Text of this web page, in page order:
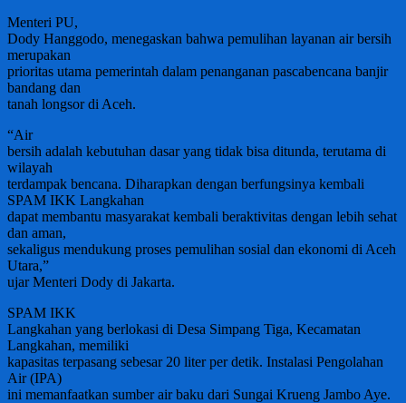
Menteri PU,
Dody Hanggodo, menegaskan bahwa pemulihan layanan air bersih
merupakan
prioritas utama pemerintah dalam penanganan pascabencana banjir
bandang dan
tanah longsor di Aceh.
“Air
bersih adalah kebutuhan dasar yang tidak bisa ditunda, terutama di
wilayah
terdampak bencana. Diharapkan dengan berfungsinya kembali
SPAM IKK Langkahan
dapat membantu masyarakat kembali beraktivitas dengan lebih sehat
dan aman,
sekaligus mendukung proses pemulihan sosial dan ekonomi di Aceh
Utara,”
ujar Menteri Dody di Jakarta.
SPAM IKK
Langkahan yang berlokasi di Desa Simpang Tiga, Kecamatan
Langkahan, memiliki
kapasitas terpasang sebesar 20 liter per detik. Instalasi Pengolahan
Air (IPA)
ini memanfaatkan sumber air baku dari Sungai Krueng Jambo Aye.